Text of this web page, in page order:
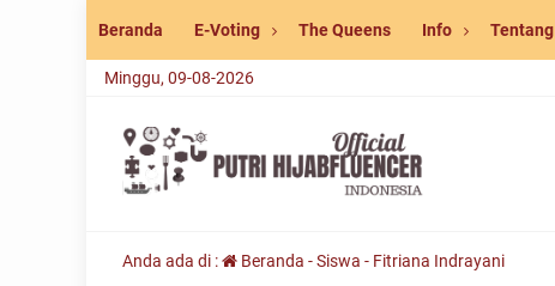
Beranda E-Voting The Queens Info Tentang
Minggu, 09-08-2026
Anda ada di : Beranda -Siswa - Fitriana Indrayani